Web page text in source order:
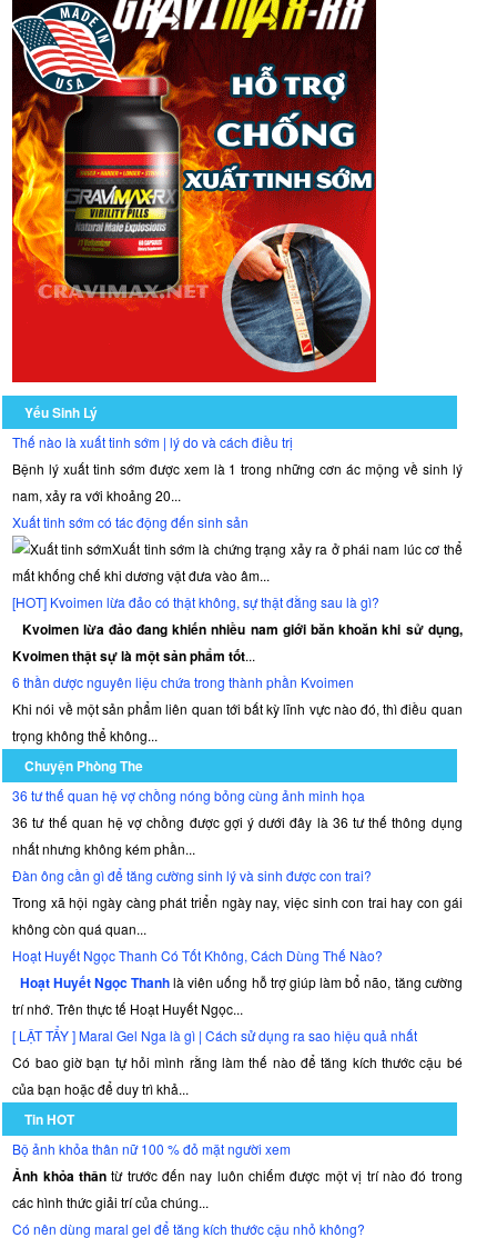
Yếu Sinh Lý
Thế nào là xuất tinh sớm | lý do và cách điều trị
Bệnh lý xuất tinh sớm được xem là 1 trong những cơn ác mộng về sinh lý
nam, xảy ra với khoảng 20...
Xuất tinh sớm có tác động đến sinh sản
Xuất tinh sớm là chứng trạng xảy ra ở phái nam lúc cơ thể
mất khống chế khi dương vật đưa vào âm...
[HOT] Kvoimen lừa đảo có thật không, sự thật đằng sau là gì?
Kvoimen lừa đảo đang khiến nhiều nam giới băn khoăn khi sử dụng,
Kvoimen thật sự là một sản phẩm tốt...
6 thần dược nguyên liệu chứa trong thành phần Kvoimen
Khi nói về một sản phẩm liên quan tới bất kỳ lĩnh vực nào đó, thì điều quan
trọng không thể không...
Chuyện Phòng The
36 tư thế quan hệ vợ chồng nóng bỏng cùng ảnh minh họa
36 tư thế quan hệ vợ chồng được gợi ý dưới đây là 36 tư thế thông dụng
nhất nhưng không kém phần...
Đàn ông cần gì để tăng cường sinh lý và sinh được con trai?
Trong xã hội ngày càng phát triển ngày nay, việc sinh con trai hay con gái
không còn quá quan...
Hoạt Huyết Ngọc Thanh Có Tốt Không, Cách Dùng Thế Nào?
Hoạt Huyết Ngọc Thanhlà viên uống hỗ trợ giúp làm bổ não, tăng cường
trí nhớ. Trên thực tế Hoạt Huyết Ngọc...
[ LẬT TẨY ] Maral Gel Nga là gì | Cách sử dụng ra sao hiệu quả nhất
Có bao giờ bạn tự hỏi mình rằng làm thế nào để tăng kích thước cậu bé
của bạn hoặc để duy trì khả...
Tin HOT
Bộ ảnh khỏa thân nữ 100 % đỏ mặt người xem
Ảnh khỏa thântừ trước đến nay luôn chiếm được một vị trí nào đó trong
các hình thức giải trí của chúng...
Có nên dùng maral gel để tăng kích thước cậu nhỏ không?